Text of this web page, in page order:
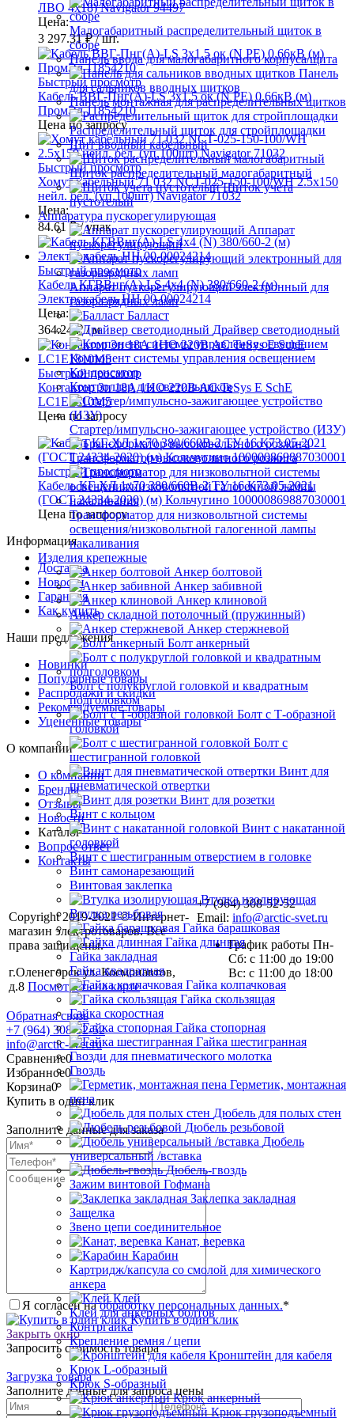
Малогабаритный распределительный щиток в
сборе
Панель ввода для малогабаритного корпуса/щита
Панель
для сальников вводных щитков
Панель монтажная для распределительных щитков
Распределительный щиток для стройплощадки
Щит вводный кабельный
Щиток распределительный малогабаритный
Щиток учета
пустотелый
Аппаратура пускорегулирующая
Аппарат
пускорегулирующий
Аппарат пускорегулирующий электронный для
газоразрядных ламп
Балласт
Драйвер светодиодный
Компонент системы управления освещением
Конденсатор
Контроллер для светильников
Стартер/импульсно-зажигающее устройство (ИЗУ)
Трансформатор высоковольтного розжига
Трансформатор для низковольтной системы
освещения/низковольтной галогенной лампы
накаливания
Изделия крепежные
Анкер болтовой
Анкер забивной
Анкер клиновой
Анкер складной потолочный (пружинный)
Анкер стержневой
Болт анкерный
Болт с полукруглой головкой и квадратным
подголовком
Болт с Т-образной
головкой
Болт с
шестигранной головкой
Винт для
пневматической отвертки
Винт для розетки
Винт с кольцом
Винт с накатанной
головкой
Винт с шестигранным отверстием в головке
Винт самонарезающий
Винтовая заклепка
Втулка изолирующая
Втулка резьбовая
Гайка барашковая
Гайка длинная
Гайка закладная
Гайка квадратная
Гайка колпачковая
Гайка скользящая
Гайка скоростная
Гайка стопорная
Гайка шестигранная
Гвозди для пневматического молотка
Гвоздь
Герметик, монтажная
пена
Дюбель для полых стен
Дюбель резьбовой
Дюбель
универсальный /вставка
Дюбель-гвоздь
Зажим винтовой Гофмана
Заклепка закладная
Защелка
Звено цепи соединительное
Канат, веревка
Карабин
Картридж/капсула со смолой для химического
анкера
Клей
Клей для анкерных болтов
Контргайка
Крепление ремня / цепи
Кронштейн для кабеля
Крюк L-образный
Крюк S-образный
Крюк анкерный
Крюк грузоподъемный
ЛВО 4х18) Navigator 94497
Цена:
3 297.31 ₽/ шт.
Быстрый просмотр
Кабель ВВГ-Пнг(А)-LS 3х1.5 ок (N PE) 0.66кВ (м)
ПромЭл 11854210
Цена по запросу
Быстрый просмотр
Хомут кабельный 71 032 NCT-025-150-100/WH 2.5х150
нейл. бел. (уп.100шт) Navigator 71032
Цена:
84.61 ₽/ упак.
Быстрый просмотр
Кабель КГВВнг(А)-LS 4х4 (N) 380/660-2 (м)
Электрокабель НН 00-00024214
Цена:
364.24 ₽/ м
Быстрый просмотр
Контактор 3п 18А 1НО 220В AC TeSys E SchE
LC1E1810M5
Цена по запросу
Быстрый просмотр
Кабель КГ-ХЛ 1х70 380/660В-2 ТУ 16.К73.05-2021
(ГОСТ 24334-2020) (м) Кольчугино 100000869887030001
Цена по запросу
Информация
Доставка
Новости
Гарантия
Как купить
Наши предложения
Новинки
Популярные товары
Распродажи и скидки
Рекомендуемые товары
Уцененные товары
О компании
О компании
Бренды
Отзывы
Новости
Каталог
Вопрос ответ
Контакты
Copyright 2019-2021 © Интернет-
магазин электротоваров. Все
права защищены.
г.Оленегорск ул. Космонавтов,
д.8 Посмотреть на карте
+7 (964) 308-52-52
Email: info@arctic-svet.ru
График работы Пн-
Сб: с 11:00 до 19:00
Вс: с 11:00 до 18:00
Обратная связь
+7 (964) 308-52-52
info@arctic-svet.ru
Сравнение0
Избранное0
Корзина0
Купить в один клик
Заполните данные для заказа
Я согласен наобработку персональных данных.*
Купить в один клик
Закрыть окно
Запросить стоимость товара
Загрузка товара
Заполните данные для запроса цены